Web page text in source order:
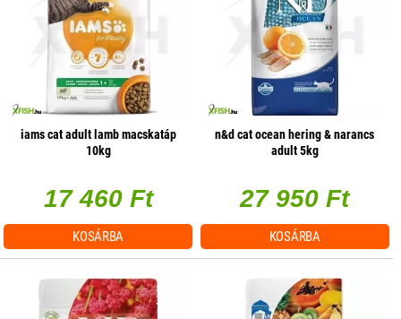
iams cat adult lamb macskatáp
10kg
17 460 Ft
KOSÁRBA
n&d cat ocean hering & narancs
adult 5kg
27 950 Ft
KOSÁRBA